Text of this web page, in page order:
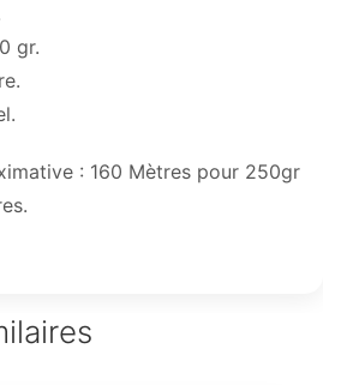
gr.
: 160 Mètres pour 250gr